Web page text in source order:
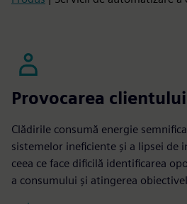
Provocarea clientului
Clădirile consumă energie
sistemelor ineficiente și a lipsei de
ceea ce face dificilă identificarea
a consumului și atingerea